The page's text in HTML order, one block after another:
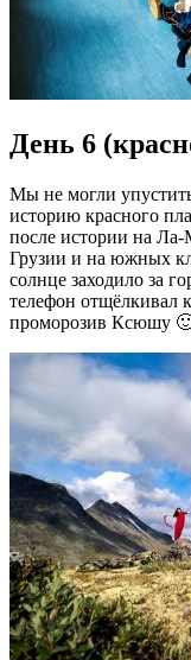
День 6
Мы не могли
историю красного
после истории на
Грузии и на южных
солнце заходило за
телефон отщёлкивал
проморозив Ксюшу